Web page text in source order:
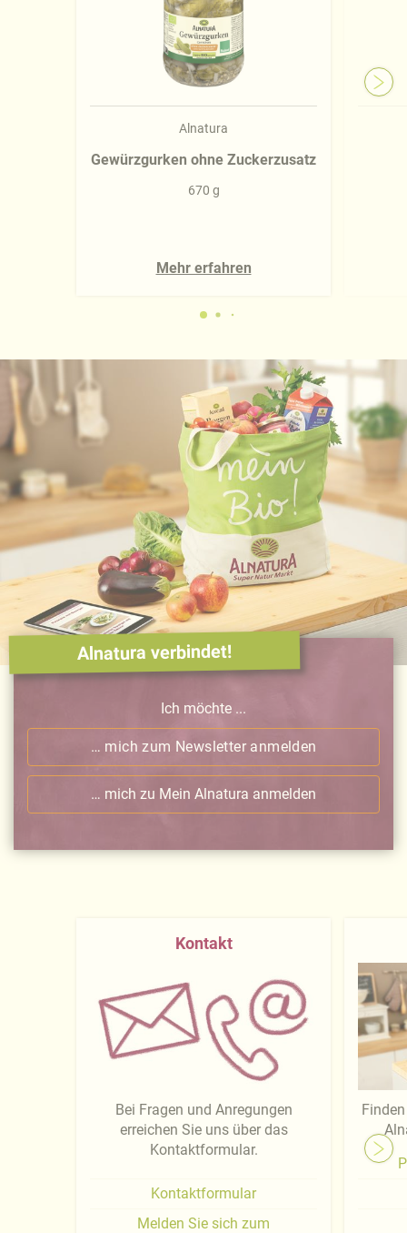
Alnatura
Gewürzgurken ohne Zuckerzusatz
670 g
Mehr erfahren
Alnatura verbindet!
Ich möchte ...
… mich zum Newsletter anmelden
… mich zu Mein Alnatura anmelden
Kontakt
Bei Fragen und Anregungen
erreichen Sie uns über das
Kontaktformular.
Kontaktformular
Melden Sie sich zum